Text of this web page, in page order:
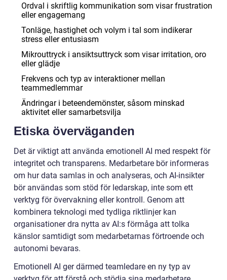
Ordval i skriftlig kommunikation som visar frustration
eller engagemang
Tonläge, hastighet och volym i tal som indikerar
stress eller entusiasm
Mikrouttryck i ansiktsuttryck som visar irritation, oro
eller glädje
Frekvens och typ av interaktioner mellan
teammedlemmar
Ändringar i beteendemönster, såsom minskad
aktivitet eller samarbetsvilja
Etiska överväganden
Det är viktigt att använda emotionell AI med respekt för
integritet och transparens. Medarbetare bör informeras
om hur data samlas in och analyseras, och AI-insikter
bör användas som stöd för ledarskap, inte som ett
verktyg för övervakning eller kontroll. Genom att
kombinera teknologi med tydliga riktlinjer kan
organisationer dra nytta av AI:s förmåga att tolka
känslor samtidigt som medarbetarnas förtroende och
autonomi bevaras.
Emotionell AI ger därmed teamledare en ny typ av